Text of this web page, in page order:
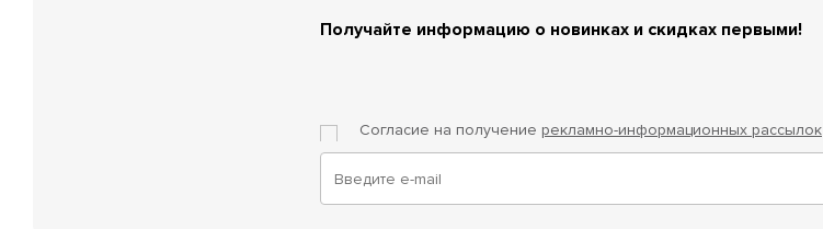
Получайте информацию о новинках и скидках первыми!
Согласие на получение рекламно-информационных рассылок